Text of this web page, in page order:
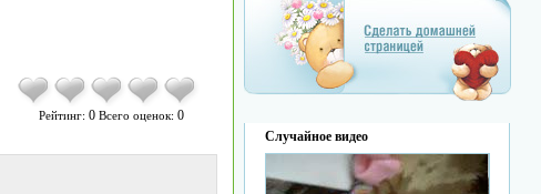
Рейтинг:0 Всего оценок:0
Случайное видео